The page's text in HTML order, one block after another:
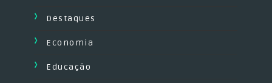
Destaques
Economia
Educação